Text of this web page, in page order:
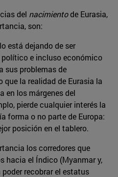
del nacimientode Eurasia,
son:
está dejando de ser
e incluso económico
sus problemas de
la realidad de Eurasia la
en los márgenes del
pierde cualquier interés la
forma o no parte de Europa:
posición en el tablero.
los corredores que
hacia el Índico (Myanmar y,
recobrar el estatus